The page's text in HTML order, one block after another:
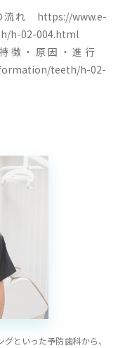
流れ https://www.e-
h-02-004.html
徴・原因・進行
teeth/h-02-
といった予防歯科から、